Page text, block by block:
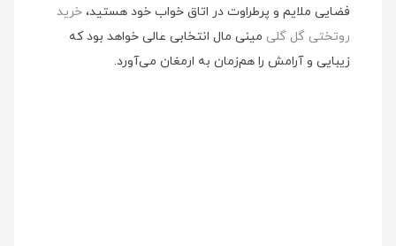
فضایی ملایم و پرطراوت در اتاق خواب خود هستید، خرید
روتختی گل گلی مینی‌ مال انتخابی عالی خواهد بود که
زیبایی و آرامش را هم‌زمان به ارمغان می‌آورد.